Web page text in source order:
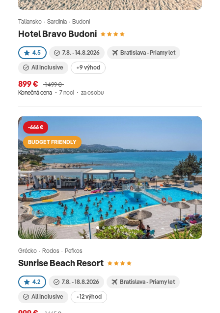
Hotel Bravo Budoni
Taliansko · Sardínia · Budoni
4.5 7.8. - 14.8.2026 Bratislava - Priamy let
All Inclusive +9 výhod
899 €
1 499 €
Konečná cena
7 nocí za osobu
-666 €
BUDGET FRIENDLY
Sunrise Beach Resort
Grécko · Rodos · Pefkos
4.2 7.8. - 18.8.2026 Bratislava - Priamy let
All Inclusive +12 výhod